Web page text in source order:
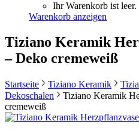
Ihr Warenkorb ist leer.
Warenkorb anzeigen
Tiziano Keramik
– Deko cremeweiß
Startseite Tiziano Keramik
Dekoschalen
Tiziano Keramik
cremeweiß